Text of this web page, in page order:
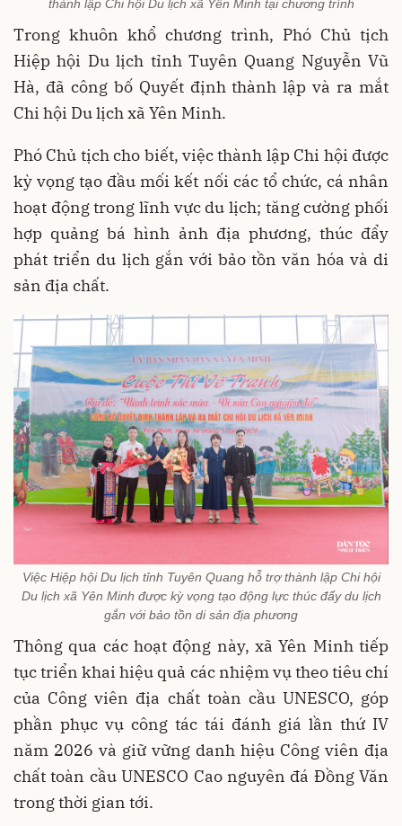
thành lập Chi hội Du lịch xã Yên Minh tại chương trình
Trong khuôn khổ chương trình, Phó Chủ tịch
Hiệp hội Du lịch tỉnh Tuyên Quang Nguyễn Vũ
Hà, đã công bố Quyết định thành lập và ra mắt
Chi hội Du lịch xã Yên Minh.
Phó Chủ tịch cho biết, việc thành lập Chi hội được
kỳ vọng tạo đầu mối kết nối các tổ chức, cá nhân
hoạt động trong lĩnh vực du lịch; tăng cường phối
hợp quảng bá hình ảnh địa phương, thúc đẩy
phát triển du lịch gắn với bảo tồn văn hóa và di
sản địa chất.
Việc Hiệp hội Du lịch tỉnh Tuyên Quang hỗ trợ thành lập Chi hội
Du lịch xã Yên Minh được kỳ vọng tạo động lực thúc đẩy du lịch
gắn với bảo tồn di sản địa phương
Thông qua các hoạt động này, xã Yên Minh tiếp
tục triển khai hiệu quả các nhiệm vụ theo tiêu chí
của Công viên địa chất toàn cầu UNESCO, góp
phần phục vụ công tác tái đánh giá lần thứ IV
năm 2026 và giữ vững danh hiệu Công viên địa
chất toàn cầu UNESCO Cao nguyên đá Đồng Văn
trong thời gian tới.